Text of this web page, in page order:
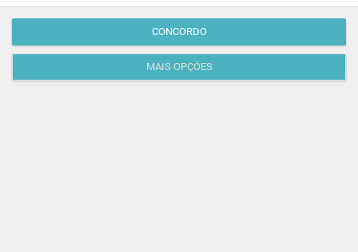
MAIS OPÇÕES
CONCORDO